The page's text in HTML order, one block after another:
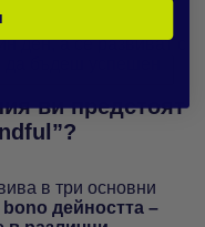
ден, а се развиват с
да бъдеш успешен
ви предстоят
в три основни
дейността –